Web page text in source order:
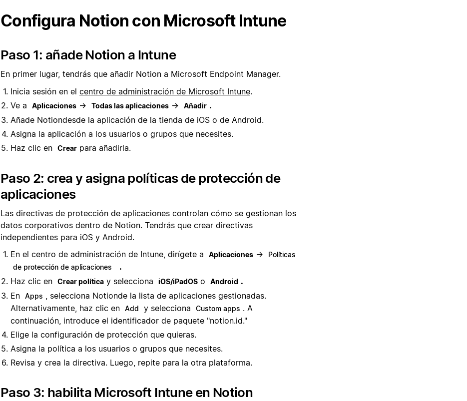
Configura Notion con Microsoft Intune
Paso 1: añade Notion a Intune
En primer lugar, tendrás que añadir Notion a Microsoft Endpoint Manager.
Inicia sesión en el centro de administración de Microsoft Intune.
Ve a
Aplicaciones → Todas las aplicaciones → Añadir .
Añade Notiondesde la aplicación de la tienda de iOS o de Android.
Asigna la aplicación a los usuarios o grupos que necesites.
Haz clic en Crear para añadirla.
Paso 2: crea y asigna políticas de protección de
aplicaciones
Las directivas de protección de aplicaciones controlan cómo se gestionan los
datos corporativos dentro de Notion. Tendrás que crear directivas
independientes para iOS y Android.
En el centro de administración de Intune, dirígete a
Aplicaciones →
Políticas
de protección de aplicaciones
.
Haz clic en Crear política y selecciona iOS/iPadOS o Android .
En Apps , selecciona Notionde la lista de aplicaciones gestionadas.
Alternativamente, haz clic en Add y selecciona Custom apps . A
continuación, introduce el identificador de paquete "notion.id."
Elige la configuración de protección que quieras.
Asigna la política a los usuarios o grupos que necesites.
Revisa y crea la directiva. Luego, repite para la otra plataforma.
Paso 3: habilita Microsoft Intune en Notion